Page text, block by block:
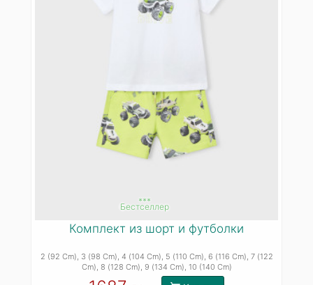
***
Бестселлер
Комплект из шорт и футболки
2 (92 Cm) , 3 (98 Cm) , 4 (104 Cm) , 5 (110 Cm) , 6 (116 Cm) , 7 (122
Cm) , 8 (128 Cm) , 9 (134 Cm) , 10 (140 Cm)